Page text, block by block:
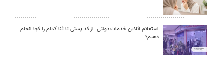
استعلام آنلاین خدمات دولتی: از کد پستی تا ثنا کدام را کجا انجام
دهیم؟